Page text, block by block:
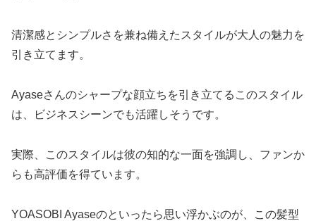
清潔感とシンプルさを兼ね備えたスタイルが大人の魅力を
引き立てます。
Ayaseさんのシャープな顔立ちを引き立てるこのスタイル
は、ビジネスシーンでも活躍しそうです。
実際、このスタイルは彼の知的な一面を強調し、ファンか
らも高評価を得ています。
YOASOBI Ayaseのといったら思い浮かぶのが、この髪型